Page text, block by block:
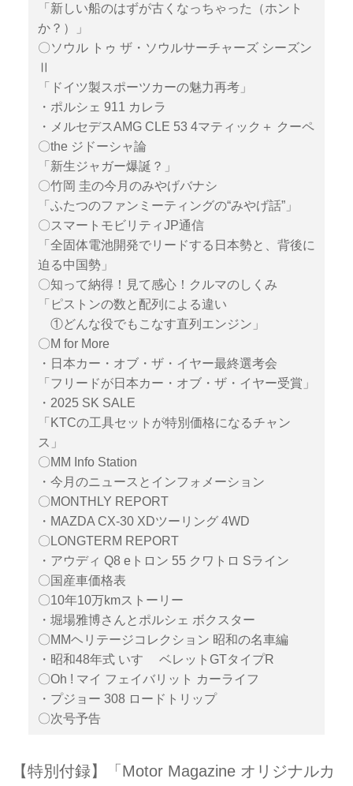
「新しい船のはずが古くなっちゃった（ホント
か？）」
〇ソウル トゥ ザ・ソウルサーチャーズ シーズン
Ⅱ
「ドイツ製スポーツカーの魅力再考」
・ポルシェ 911 カレラ
・メルセデスAMG CLE 53 4マティック＋ クーペ
〇the ジドーシャ論
「新生ジャガー爆誕？」
〇竹岡 圭の今月のみやげバナシ
「ふたつのファンミーティングの“みやげ話”」
〇スマートモビリティJP通信
「全固体電池開発でリードする日本勢と、背後に
迫る中国勢」
〇知って納得！見て感心！クルマのしくみ
「ピストンの数と配列による違い
①どんな役でもこなす直列エンジン」
〇M for More
・日本カー・オブ・ザ・イヤー最終選考会
「フリードが日本カー・オブ・ザ・イヤー受賞」
・2025 SK SALE
「KTCの工具セットが特別価格になるチャン
ス」
〇MM Info Station
・今月のニュースとインフォメーション
〇MONTHLY REPORT
・MAZDA CX-30 XDツーリング 4WD
〇LONGTERM REPORT
・アウディ Q8 eトロン 55 クワトロ Sライン
〇国産車価格表
〇10年10万kmストーリー
・堀場雅博さんとポルシェ ボクスター
〇MMヘリテージコレクション 昭和の名車編
・昭和48年式 いすゞ ベレットGTタイプR
〇Oh ! マイ フェイバリット カーライフ
・プジョー 308 ロードトリップ
〇次号予告
【特別付録】「Motor Magazine オリジナルカ